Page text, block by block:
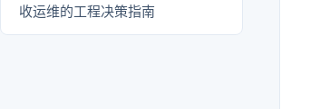
收运维的工程决策指南